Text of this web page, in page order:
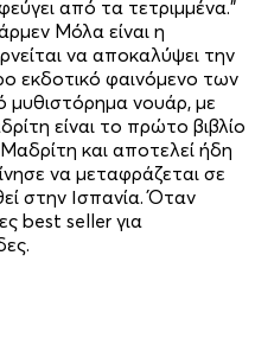
από τα τετριμμένα."
Μόλα είναι η
να αποκαλύψει την
εκδοτικό φαινόμενο των
μυθιστόρημα νουάρ, με
είναι το πρώτο βιβλίο
και αποτελεί ήδη
να μεταφράζεται σε
στην Ισπανία. Όταν
best seller για